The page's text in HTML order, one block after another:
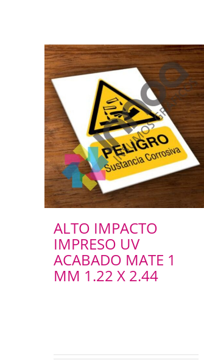
ALTO IMPACTO
IMPRESO UV
ACABADO MATE 1
MM 1.22 X 2.44